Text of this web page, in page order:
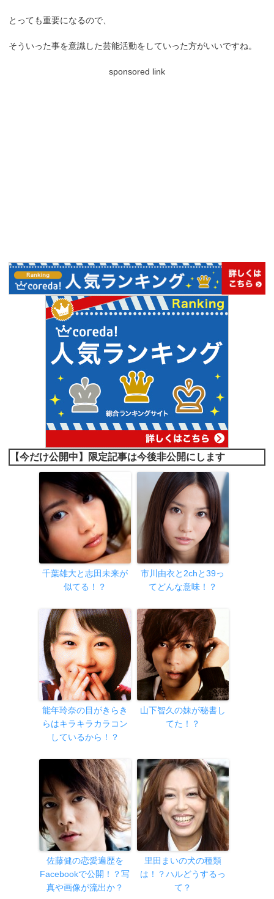
とっても重要になるので、
そういった事を意識した芸能活動をしていった方がいいですね。
sponsored link
【今だけ公開中】限定記事は今後非公開にします
千葉雄大と志田未来が
似てる！？
市川由衣と2chと39っ
てどんな意味！？
能年玲奈の目がきらき
らはキラキラカラコン
しているから！？
山下智久の妹が秘書し
てた！？
佐藤健の恋愛遍歴を
Facebookで公開！？写
真や画像が流出か？
里田まいの犬の種類
は！？ハルどうするっ
て？